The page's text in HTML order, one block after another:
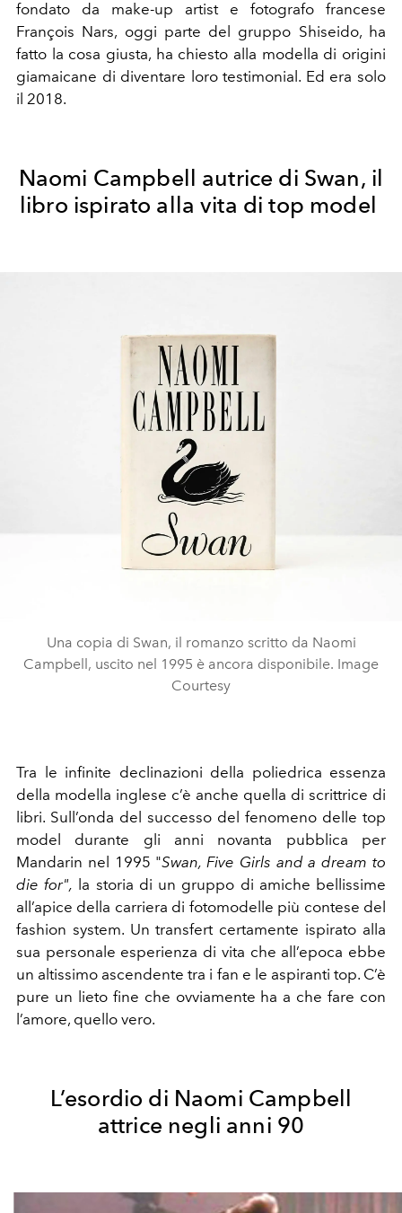
fondato da make-up artist e fotografo francese
François Nars, oggi parte del gruppo Shiseido, ha
fatto la cosa giusta, ha chiesto alla modella di origini
giamaicane di diventare loro testimonial. Ed era solo
il 2018.
Naomi Campbell autrice di Swan, il
libro ispirato alla vita di top model
Una copia di Swan, il romanzo scritto da Naomi
Campbell, uscito nel 1995 è ancora disponibile. Image
Courtesy
Tra le infinite declinazioni della poliedrica essenza
della modella inglese c’è anche quella di scrittrice di
libri. Sull’onda del successo del fenomeno delle top
model durante gli anni novanta pubblica per
Mandarin nel 1995 "Swan, Five Girls and a dream to
die for", la storia di un gruppo di amiche bellissime
all’apice della carriera di fotomodelle più contese del
fashion system. Un transfert certamente ispirato alla
sua personale esperienza di vita che all’epoca ebbe
un altissimo ascendente tra i fan e le aspiranti top. C’è
pure un lieto fine che ovviamente ha a che fare con
l’amore, quello vero.
L’esordio di Naomi Campbell
attrice negli anni 90